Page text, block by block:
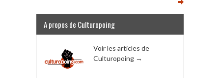
A propos de Culturopoing
Voir les articles de
Culturopoing →